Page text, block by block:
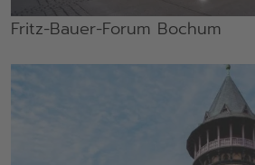
Fritz-Bauer-Forum Bochum